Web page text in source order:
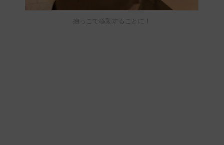
抱っこで移動することに！